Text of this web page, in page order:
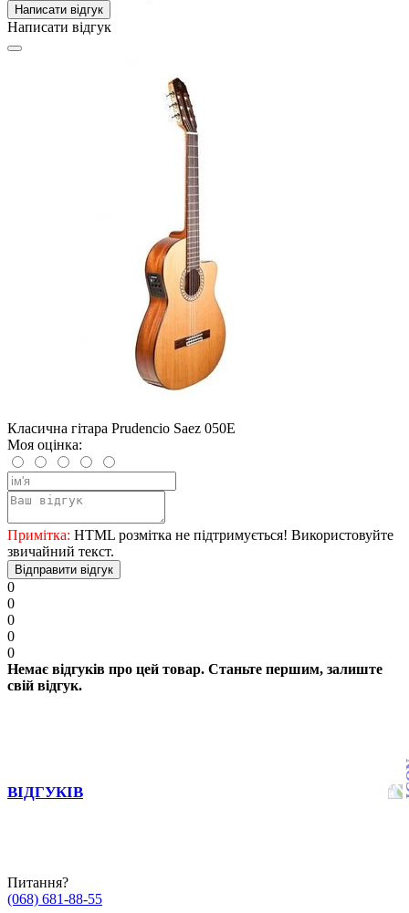
Написати відгук
Написати відгук
Класична гітара Prudencio Saez 050E
Моя оцінка:
Примітка: HTML розмітка не підтримується! Використовуйте
звичайний текст.
Відправити відгук
0
0
0
0
0
Немає відгуків про цей товар. Станьте першим, залиште
свій відгук.
ВІДГУКІВ
Питання?
(068) 681-88-55